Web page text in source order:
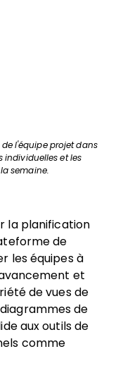
l'équipe projet dans
individuelles et les
semaine.
la planification
de
les équipes à
et
de vues de
de
aux outils de
comme